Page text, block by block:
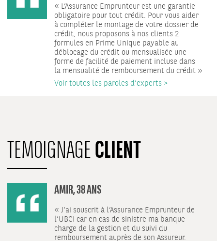
« L’Assurance Emprunteur est une garantie
obligatoire pour tout crédit. Pour vous aider
à compléter le montage de votre dossier de
crédit, nous proposons à nos clients 2
formules en Prime Unique payable au
déblocage du crédit ou mensualisée une
forme de facilité de paiement incluse dans
la mensualité de remboursement du crédit »
Voir toutes les paroles d’experts >
TEMOIGNAGECLIENT
AMIR, 38 ANS
« J’ai souscrit à l’Assurance Emprunteur de
l’UBCI car en cas de sinistre ma banque
charge de la gestion et du suivi du
remboursement auprès de son Assureur.